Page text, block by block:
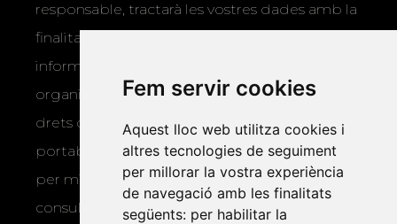
Fem servir cookies
Aquest lloc web utilitza cookies i
altres tecnologies de seguiment
per millorar la vostra experiència
de navegació amb les finalitats
següents: per habilitar la
responsable, tractarà les vostres dades amb la
finalitat de gestionar la vostra subscripció i
informar-vos dels actes i activitats que
organitza la Xarxa Vives. Podeu exercir els
drets d’accés, rectificació, supressió,
portabilitat, limitació o oposició al tractament
per mitjans físics o electrònics. Podeu
consultar la
informació addicional i